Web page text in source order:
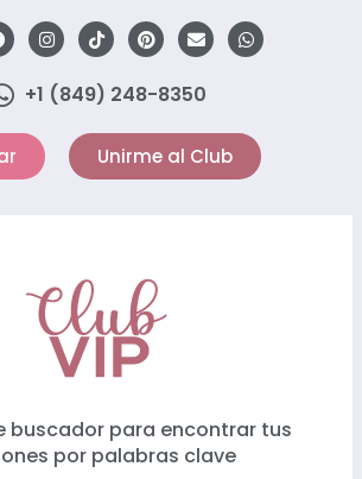
+1 (849) 248-8350
Unirme al Club
buscador para encontrar tus
por palabras clave